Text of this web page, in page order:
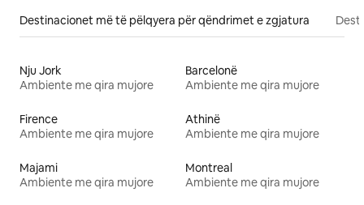
Destinacionet më të pëlqyera për qëndrimet e zgjatura
Nju Jork
Ambiente me qira mujore
Barcelonë
Ambiente me qira mujore
Firence
Ambiente me qira mujore
Athinë
Ambiente me qira mujore
Majami
Ambiente me qira mujore
Montreal
Ambiente me qira mujore